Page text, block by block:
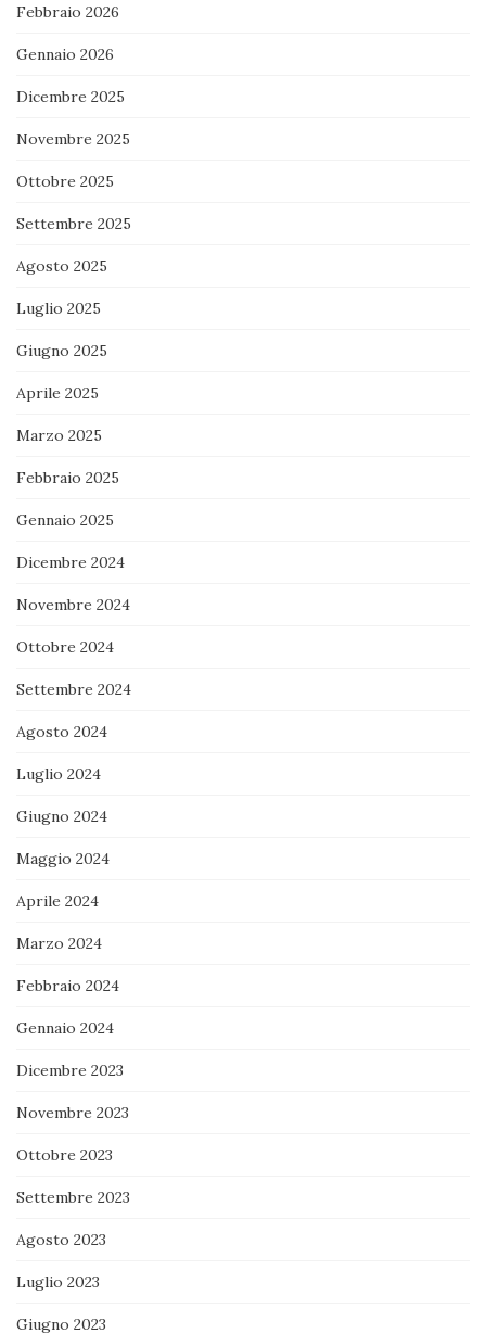
Febbraio 2026
Gennaio 2026
Dicembre 2025
Novembre 2025
Ottobre 2025
Settembre 2025
Agosto 2025
Luglio 2025
Giugno 2025
Aprile 2025
Marzo 2025
Febbraio 2025
Gennaio 2025
Dicembre 2024
Novembre 2024
Ottobre 2024
Settembre 2024
Agosto 2024
Luglio 2024
Giugno 2024
Maggio 2024
Aprile 2024
Marzo 2024
Febbraio 2024
Gennaio 2024
Dicembre 2023
Novembre 2023
Ottobre 2023
Settembre 2023
Agosto 2023
Luglio 2023
Giugno 2023